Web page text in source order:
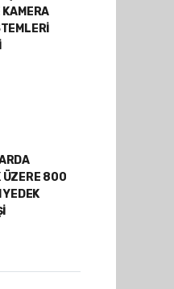
ÜZERE 800
YEDEK